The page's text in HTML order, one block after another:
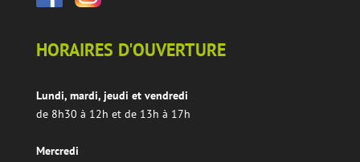
HORAIRES D'OUVERTURE
Lundi, mardi, jeudi et vendredi
de 8h30 à 12h et de 13h à 17h
Mercredi